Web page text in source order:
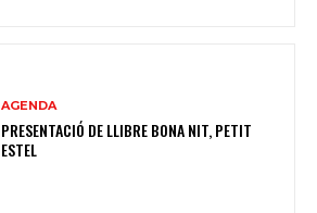
AGENDA
PRESENTACIÓ DE LLIBRE BONA NIT, PETIT
ESTEL